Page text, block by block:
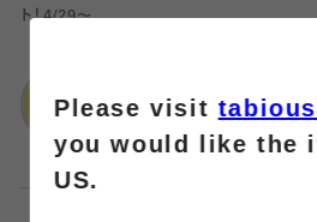
ト！4/29〜
ドッグウッドプラザ店
Please visit
you would like the
US.